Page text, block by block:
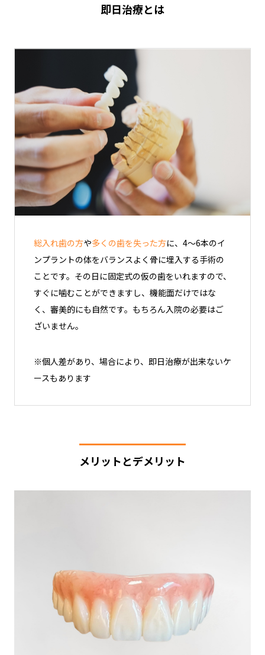
即日治療とは
総入れ歯の方や多くの歯を失った方に、4～6本のイ
ンプラントの体をバランスよく骨に埋入する手術の
ことです。その日に固定式の仮の歯をいれますので、
すぐに噛むことができますし、機能面だけではな
く、審美的にも自然です。もちろん入院の必要はご
ざいません。
※個人差があり、場合により、即日治療が出来ないケ
ースもあります
メリットとデメリット